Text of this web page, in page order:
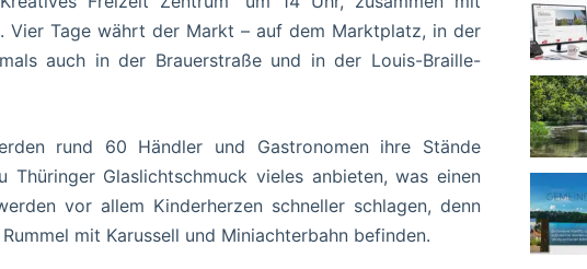
Vier Tage währt der Markt – auf dem Marktplatz, in der
auch in der Brauerstraße und in der Louis-Braille-
rund 60 Händler und Gastronomen ihre Stände
Glaslichtschmuck vieles anbieten, was einen
vor allem Kinderherzen schneller schlagen, denn
mit Karussell und Miniachterbahn befinden.